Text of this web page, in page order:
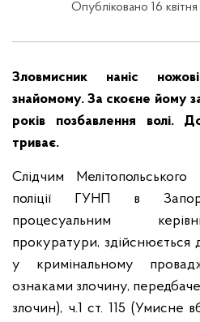
Опубліковано 16
Зловмисник наніс
знайомому. За скоєне йому
років позбавлення волі.
триває.
Слідчим
поліції ГУНП в
процесуальним
прокуратури, здійснюється
у кримінальному
ознаками злочину,
злочин), ч.1 ст. 115 (Умисне